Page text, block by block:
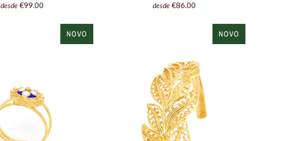
desde €99.00 desde €86.00
NOVO NOVO